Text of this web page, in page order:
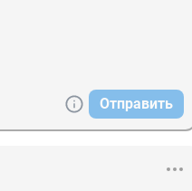
Отправить